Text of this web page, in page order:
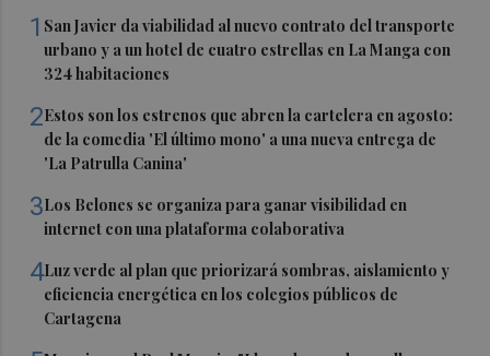
1 San Javier da viabilidad al nuevo contrato del transporte
urbano y a un hotel de cuatro estrellas en La Manga con
324 habitaciones
2Estos son los estrenos que abren la cartelera en agosto:
de la comedia 'El último mono' a una nueva entrega de
'La Patrulla Canina'
3Los Belones se organiza para ganar visibilidad en
internet con una plataforma colaborativa
4Luz verde al plan que priorizará sombras, aislamiento y
eficiencia energética en los colegios públicos de
Cartagena